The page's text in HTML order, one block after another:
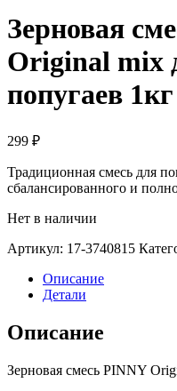
Зерновая
Original mix
попугаев 1кг
299 ₽
Традиционная смесь для
сбалансированного и
Нет в наличии
Артикул: 17-3740815
Описание
Детали
Описание
Зерновая смесь PINNY